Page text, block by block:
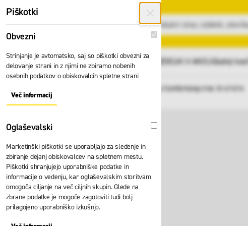
Preskoči na vsebino
GLAVNI MENI Vsi izdelki IZDELKI V AKCIJIZadnji kosi
Mobilna lestev Zarges Comfortstep trec lh 41414
Piškotki
Obvezni Obvezni
Strinjanje je avtomatsko, saj so piškotki obvezni za
delovanje strani in z njimi ne zbiramo nobenih
osebnih podatkov o obiskovalcih spletne strani
Več informacijAbout "Obvezni" Cookie Group
Oglaševalski Oglaševalski
Marketinški piškotki se uporabljajo za sledenje in
zbiranje dejanj obiskovalcev na spletnem mestu.
Piškotki shranjujejo uporabniške podatke in
informacije o vedenju, kar oglaševalskim storitvam
omogoča ciljanje na več ciljnih skupin. Glede na
zbrane podatke je mogoče zagotoviti tudi bolj
prilagojeno uporabniško izkušnjo.